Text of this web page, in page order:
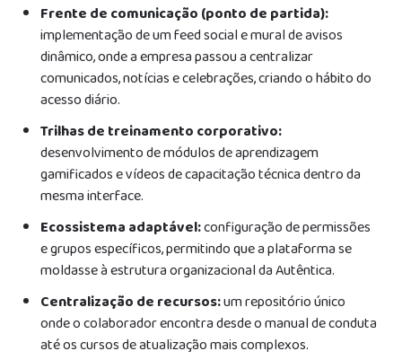
Frente de comunicação (ponto de partida):
implementação de um feed social e mural de avisos
dinâmico, onde a empresa passou a centralizar
comunicados, notícias e celebrações, criando o hábito do
acesso diário.
Trilhas de treinamento corporativo:
desenvolvimento de módulos de aprendizagem
gamificados e vídeos de capacitação técnica dentro da
mesma interface.
Ecossistema adaptável:configuração de permissões
e grupos específicos, permitindo que a plataforma se
moldasse à estrutura organizacional da Autêntica.
Centralização de recursos:um repositório único
onde o colaborador encontra desde o manual de conduta
até os cursos de atualização mais complexos.